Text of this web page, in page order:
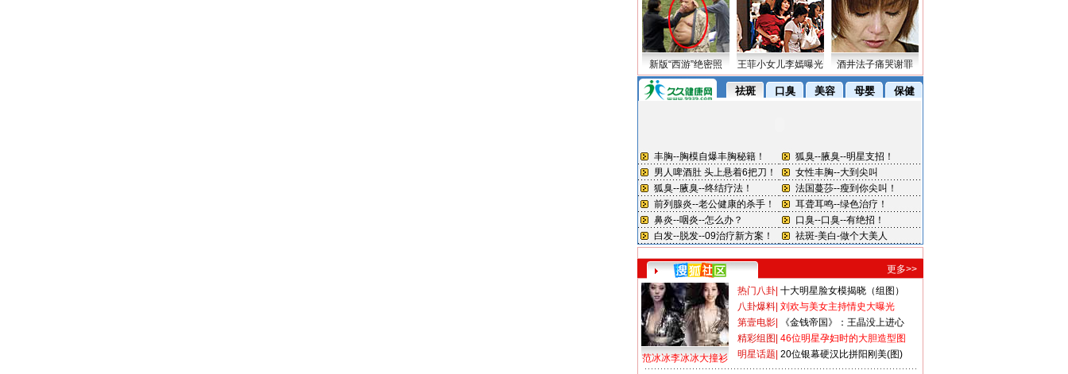
新版“西游”绝密照 王菲小女儿李嫣曝光 酒井法子痛哭谢罪
更多>>
范冰冰李冰冰大撞衫
热门八卦 十大明星脸女模揭晓（组图）
八卦爆料 刘欢与美女主持情史大曝光
第壹电影
《金钱帝国》：王晶没上进心
精彩组图 46位明星孕妇时的大胆造型图
明星话题 20位银幕硬汉比拼阳刚美(图)